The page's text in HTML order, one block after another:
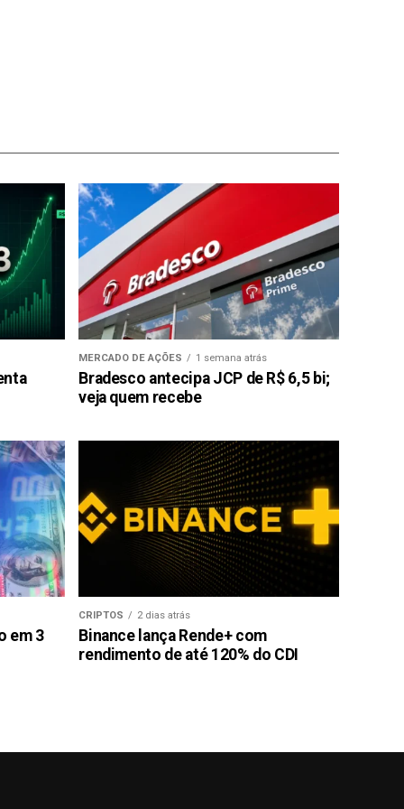
MERCADO DE AÇÕES 1 semana atrás
Bradesco antecipa JCP de R$ 6,5 bi;
veja quem recebe
em 3
CRIPTOS 2 dias atrás
Binance lança Rende+ com
rendimento de até 120% do CDI